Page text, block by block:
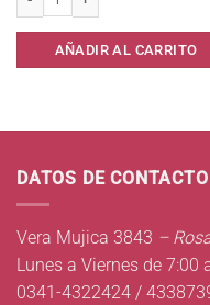
AÑADIR AL CARRITO
DATOS DE CONTACTO
Vera Mujica 3843 –
Lunes a Viernes de 7:00
0341-4322424 /